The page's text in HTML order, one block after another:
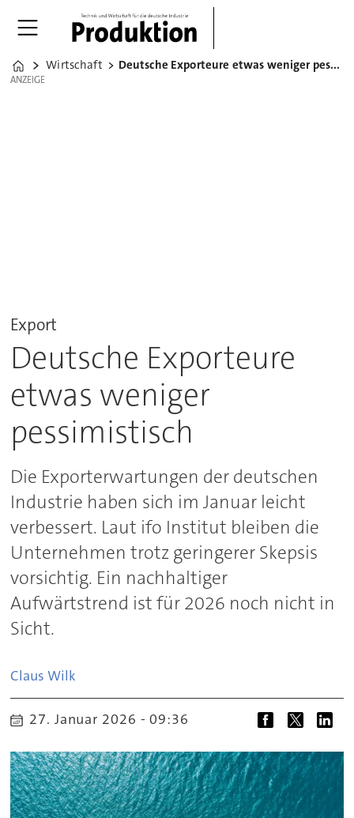
Home
Wirtschaft Deutsche Exporteure etwas weniger pessimistisch
ANZEIGE
ANZEIGE
Export
Deutsche Exporteure
etwas weniger
pessimistisch
Die Exporterwartungen der deutschen
Industrie haben sich im Januar leicht
verbessert. Laut ifo Institut bleiben die
Unternehmen trotz geringerer Skepsis
vorsichtig. Ein nachhaltiger
Aufwärtstrend ist für 2026 noch nicht in
Sicht.
Claus Wilk
27. Januar 2026 - 09:36